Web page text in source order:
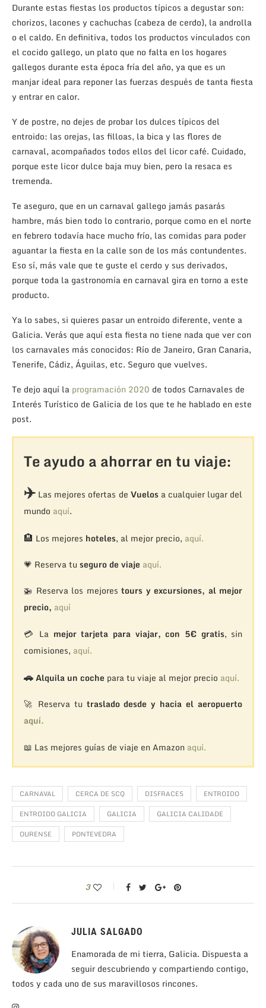
Durante estas fiestas los productos típicos a degustar son:
chorizos, lacones y cachuchas (cabeza de cerdo), la androlla
o el caldo. En definitiva, todos los productos vinculados con
el cocido gallego, un plato que no falta en los hogares
gallegos durante esta época fría del año, ya que es un
manjar ideal para reponer las fuerzas después de tanta fiesta
y entrar en calor.
Y de postre, no dejes de probar los dulces típicos del
entroido: las orejas, las filloas, la bica y las flores de
carnaval, acompañados todos ellos del licor café. Cuidado,
porque este licor dulce baja muy bien, pero la resaca es
tremenda.
Te aseguro, que en un carnaval gallego jamás pasarás
hambre, más bien todo lo contrario, porque como en el norte
en febrero todavía hace mucho frío, las comidas para poder
aguantar la fiesta en la calle son de los más contundentes.
Eso sí, más vale que te guste el cerdo y sus derivados,
porque toda la gastronomía en carnaval gira en torno a este
producto.
Ya lo sabes, si quieres pasar un entroido diferente, vente a
Galicia. Verás que aquí esta fiesta no tiene nada que ver con
los carnavales más conocidos: Río de Janeiro, Gran Canaria,
Tenerife, Cádiz, Águilas, etc. Seguro que vuelves.
Te dejo aquí la programación 2020 de todos Carnavales de
Interés Turístico de Galicia de los que te he hablado en este
post.
Te ayudo a ahorrar en tu viaje:
✈️Las mejores ofertas de Vuelosa cualquier lugar del
mundo aquí.
🏨 Los mejores hoteles, al mejor precio, aquí.
💗 Reserva tu seguro de viaje aquí.
🚁 Reserva los mejorestours y excursiones, al mejor
precio, aquí
💳 La mejor tarjeta para viajar, con 5€ gratis, sin
comisiones, aquí.
🚗Alquila un coche para tu viaje al mejor precio aquí.
🚀 Reserva tu traslado desde y hacia el aeropuerto
aquí.
📖 Las mejores guías de viaje en Amazon aquí.
CARNAVAL CERCA DE SCQ DISFRACES
ENTROIDO
ENTROIDO GALICIA
GALICIA
GALICIA CALIDADE
OURENSE
PONTEVEDRA
3
JULIA SALGADO
Enamorada de mi tierra, Galicia. Dispuesta a
seguir descubriendo y compartiendo contigo,
todos y cada uno de sus maravillosos rincones.